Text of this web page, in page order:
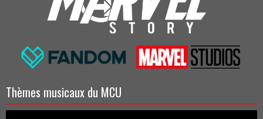
Thèmes musicaux du MCU